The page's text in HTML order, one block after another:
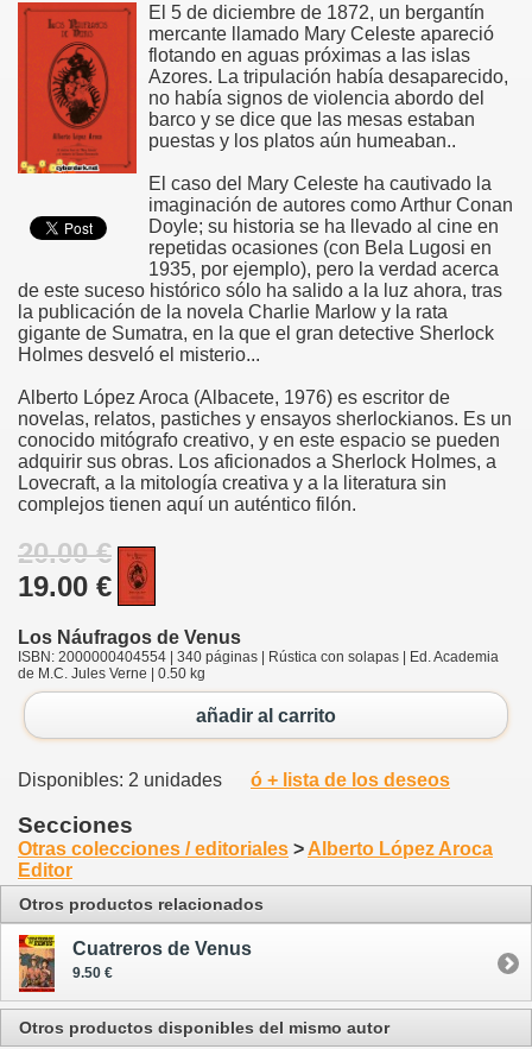
El 5 de diciembre de 1872, un bergantín
mercante llamado Mary Celeste apareció
flotando en aguas próximas a las islas
Azores. La tripulación había desaparecido,
no había signos de violencia abordo del
barco y se dice que las mesas estaban
puestas y los platos aún humeaban..
El caso del Mary Celeste ha cautivado la
imaginación de autores como Arthur Conan
Doyle; su historia se ha llevado al cine en
repetidas ocasiones (con Bela Lugosi en
1935, por ejemplo), pero la verdad acerca
de este suceso histórico sólo ha salido a la luz ahora, tras
la publicación de la novela Charlie Marlow y la rata
gigante de Sumatra, en la que el gran detective Sherlock
Holmes desveló el misterio...
Alberto López Aroca (Albacete, 1976) es escritor de
novelas, relatos, pastiches y ensayos sherlockianos. Es un
conocido mitógrafo creativo, y en este espacio se pueden
adquirir sus obras. Los aficionados a Sherlock Holmes, a
Lovecraft, a la mitología creativa y a la literatura sin
complejos tienen aquí un auténtico filón.
20.00 €
19.00 €
Los Náufragos de Venus
ISBN: 2000000404554 | 340 páginas | Rústica con solapas | Ed. Academia
de M.C. Jules Verne | 0.50 kg
añadir al carrito
Disponibles: 2 unidades ó + lista de los deseos
Secciones
Otras colecciones / editoriales > Alberto López Aroca
Editor
Otros productos relacionados
Cuatreros de Venus
9.50 €
Otros productos disponibles del mismo autor